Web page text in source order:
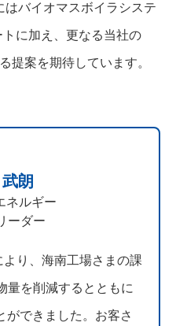
バイオマスボイラシステ
に加え、更なる当社の
提案を期待しています。
朗
ネルギー
ーダー
より、海南工場さまの課
量を削減するとともに
ができました。お客さ